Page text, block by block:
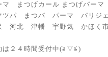
マ まつげカール まつげパー
パ まつパ パーマ パリジェ
河北 津幡 宇野気 かほく
は２４時間受付中(≧▽≦)